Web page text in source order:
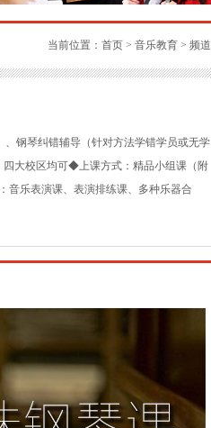
当前位置： 首页 > 音乐教育 > 频道
钢琴纠错辅导（针对方法学错学员或无学
大校区均可◆上课方式：精品小组课（附
乐表演课、表演排练课、多种乐器合